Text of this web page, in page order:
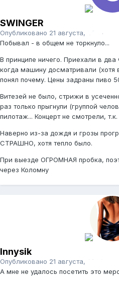
SWINGER
Опубликовано 21 августа, 2006
Побывал - в общем не торкнуло...
В принципе ничего. Приехали в два
когда машину досматривали (хотя
понял почему. Цены задраны пиво
Витезей не было, стрижи в
раз только прыгнули (группой
пилотаж... Концерт не смотрели,
Наверно из-за дождя и грозы
СТРАШНО, хотя тепло было.
При выезде ОГРОМНАЯ пробка,
через Коломну
Innysik
Опубликовано 21 августа, 2006
А мне не удалось посетить это